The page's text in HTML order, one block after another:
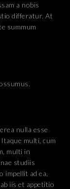
a nobis
differatur. At
summum
nulla esse
multi, cum
multi in
studiis
ad ea,
iis et appetitio